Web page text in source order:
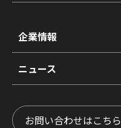
企業情報
ニュース
お問い合わせはこちら